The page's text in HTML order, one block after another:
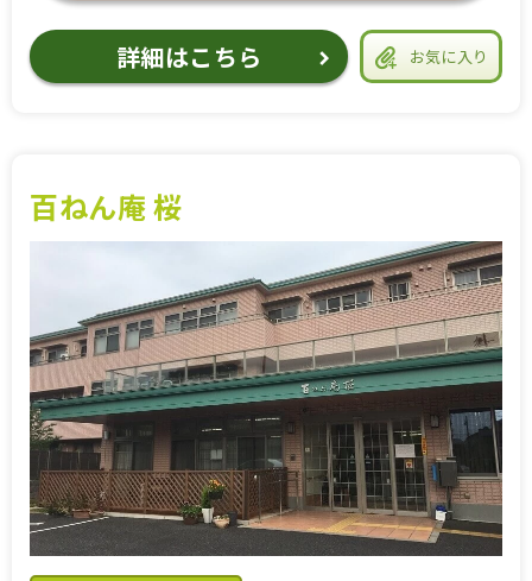
お気に入り
詳細はこちら
百ねん庵 桜